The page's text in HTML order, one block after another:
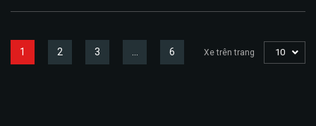
1 2 3 … 6 Xe trên trang 10